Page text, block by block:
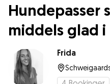
Hundepasser
middels glad
Frida